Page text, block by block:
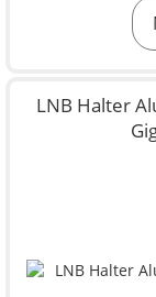
LNB Halter